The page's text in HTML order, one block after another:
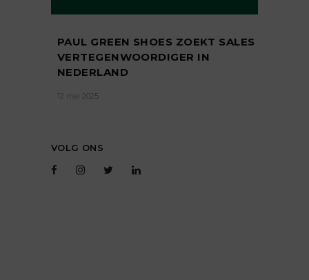
PAUL GREEN SHOES ZOEKT SALES
VERTEGENWOORDIGER IN
NEDERLAND
12 mei 2025
VOLG ONS